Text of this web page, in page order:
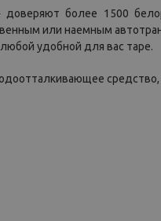
более 1500
или наемным
удобной для вас таре.